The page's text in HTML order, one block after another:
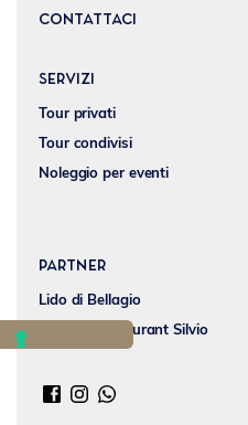
CONTATTACI
SERVIZI
Tour privati
Tour condivisi
Noleggio per eventi
Partner
Lido di Bellagio
Hotel & Restaurant Silvio